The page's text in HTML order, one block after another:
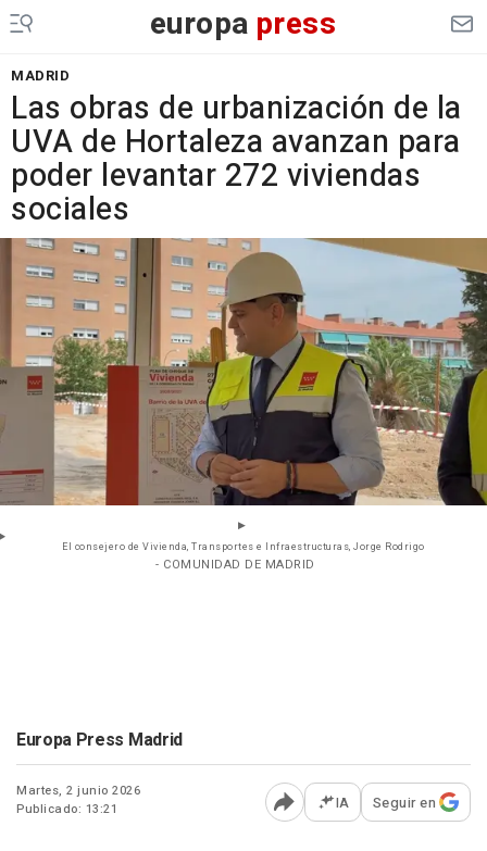
europa press
MADRID
Las obras de urbanización de la
UVA de Hortaleza avanzan para
poder levantar 272 viviendas
sociales
El consejero de Vivienda, Transportes e Infraestructuras, Jorge Rodrigo
- COMUNIDAD DE MADRID
Europa Press Madrid
Martes, 2 junio 2026
Publicado: 13:21
Abrir opciones para
IA Seguir en